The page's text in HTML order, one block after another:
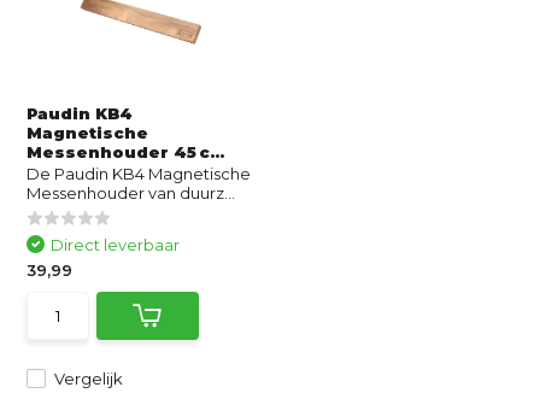
Paudin KB4
Magnetische
Messenhouder 45 c...
De Paudin KB4 Magnetische
Messenhouder van duurz...
Vergelijk
Direct leverbaar
39,99